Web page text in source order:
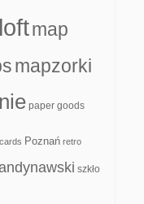
loftmap
mapzorki
paper goods
Poznań retro
szkło